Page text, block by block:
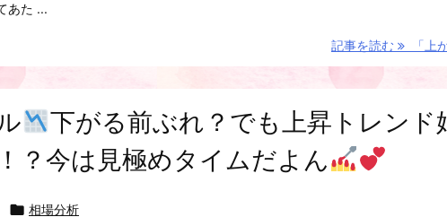
あた ...
記事を読む 「上
下がる前ぶれ？でも上昇トレンド
？今は見極めタイムだよん
 相場分析